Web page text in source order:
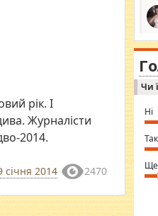
рік. І
Журналісти
2014.
січня 2014 2470
за
ми
in
⇒
Чи
Ні
Так
Ще